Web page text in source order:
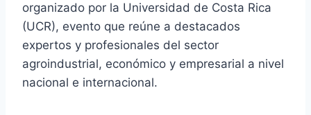
organizado por la Universidad de Costa Rica
(UCR), evento que reúne a destacados
expertos y profesionales del sector
agroindustrial, económico y empresarial a nivel
nacional e internacional.